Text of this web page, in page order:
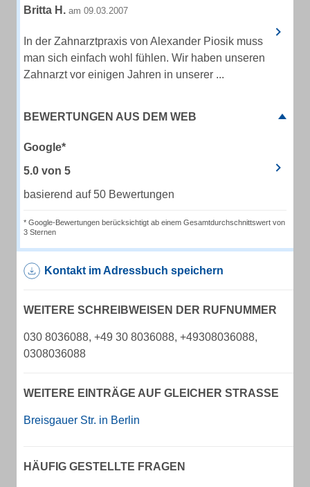
Britta H. am 09.03.2007
In der Zahnarztpraxis von Alexander Piosik muss
man sich einfach wohl fühlen. Wir haben unseren
Zahnarzt vor einigen Jahren in unserer ...
BEWERTUNGEN AUS DEM WEB
Google*
5.0 von 5
basierend auf 50 Bewertungen
* Google-Bewertungen berücksichtigt ab einem Gesamtdurchschnittswert von
3 Sternen
Kontakt im Adressbuch speichern
WEITERE SCHREIBWEISEN DER RUFNUMMER
030 8036088, +49 30 8036088, +49308036088,
0308036088
WEITERE EINTRÄGE AUF GLEICHER STRASSE
Breisgauer Str. in Berlin
HÄUFIG GESTELLTE FRAGEN